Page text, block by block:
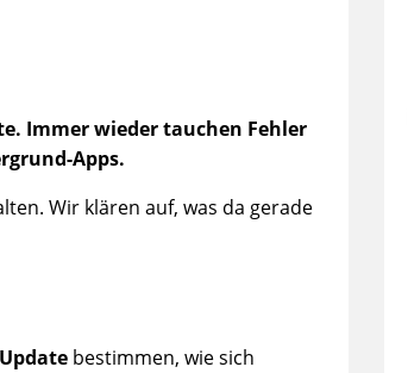
Immer wieder tauchen Fehler
Apps.
Wir klären auf, was da gerade
bestimmen, wie sich